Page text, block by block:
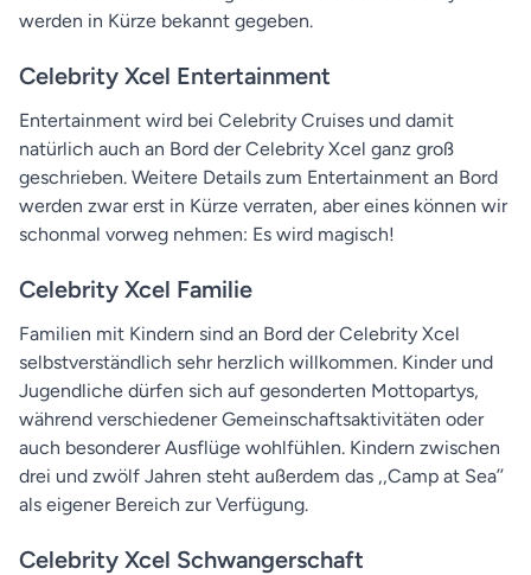
werden in Kürze bekannt gegeben.
Celebrity Xcel Entertainment
Entertainment wird bei Celebrity Cruises und damit
natürlich auch an Bord der Celebrity Xcel ganz groß
geschrieben. Weitere Details zum Entertainment an Bord
werden zwar erst in Kürze verraten, aber eines können wir
schonmal vorweg nehmen: Es wird magisch!
Celebrity Xcel Familie
Familien mit Kindern sind an Bord der Celebrity Xcel
selbstverständlich sehr herzlich willkommen. Kinder und
Jugendliche dürfen sich auf gesonderten Mottopartys,
während verschiedener Gemeinschaftsaktivitäten oder
auch besonderer Ausflüge wohlfühlen. Kindern zwischen
drei und zwölf Jahren steht außerdem das ,,Camp at Sea’’
als eigener Bereich zur Verfügung.
Celebrity Xcel Schwangerschaft